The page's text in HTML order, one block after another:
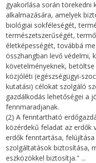
gyakorlása során törekedni
alkalmazására, amelyek
biológiai sokféleségét,
természetszerűségét,
életképességét, továbbá
összhangban levő védelmi,
követelményeknek,
közjóléti (egészségügyi-
kutatási) célokat szolgáló
gazdálkodás lehetőségei a
fennmaradjanak.
(2) A fenntartható
közérdekű feladat az erdők
erdők fenntartása,
szolgáltatások biztosítása,
eszközökkel biztosítja." ...